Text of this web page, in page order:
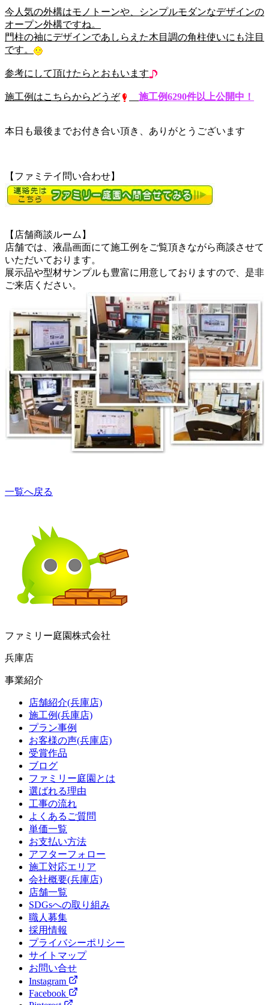
今人気の外構はモノトーンや、シンプルモダンなデザインの
オープン外構ですね。
門柱の袖にデザインであしらえた木目調の角柱使いにも注目
です。
参考にして頂けたらとおもいます
施工例はこちらからどうぞ 施工例6290件以上公開中！
本日も最後までお付き合い頂き、ありがとうございます
【ファミテイ問い合わせ】
【店舗商談ルーム】
店舗では、液晶画面にて施工例をご覧頂きながら商談させて
いただいております。
展示品や型材サンプルも豊富に用意しておりますので、是非
ご来店ください。
一覧へ戻る
ファミリー庭園株式会社
兵庫店
事業紹介
店舗紹介(兵庫店)
施工例(兵庫店)
プラン事例
お客様の声(兵庫店)
受賞作品
ブログ
ファミリー庭園とは
選ばれる理由
工事の流れ
よくあるご質問
単価一覧
お支払い方法
アフターフォロー
施工対応エリア
会社概要(兵庫店)
店舗一覧
SDGsへの取り組み
職人募集
採用情報
プライバシーポリシー
サイトマップ
お問い合せ
Instagram
Facebook